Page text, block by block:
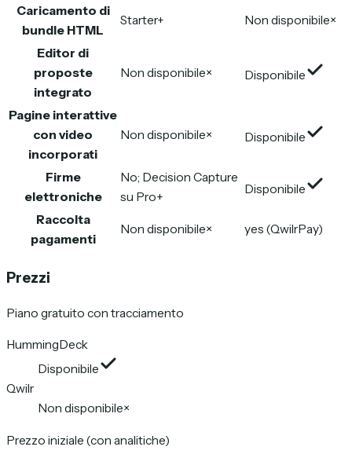
Caricamento di
bundle HTML
Starter+ Non disponibile×
Editor di
proposte
integrato
Non disponibile× Disponibile
Pagine interattive
con video
incorporati
Non disponibile× Disponibile
Firme
elettroniche
No; Decision Capture
su Pro+
Disponibile
Raccolta
pagamenti
Non disponibile× yes (QwilrPay)
Prezzi
Piano gratuito con tracciamento
HummingDeck
Disponibile
Qwilr
Non disponibile×
Prezzo iniziale (con analitiche)